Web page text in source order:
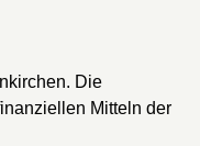
Die
Mitteln der